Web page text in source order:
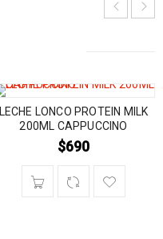
LECHE LONCO PROTEIN MILK
200ML CAPPUCCINO
$690